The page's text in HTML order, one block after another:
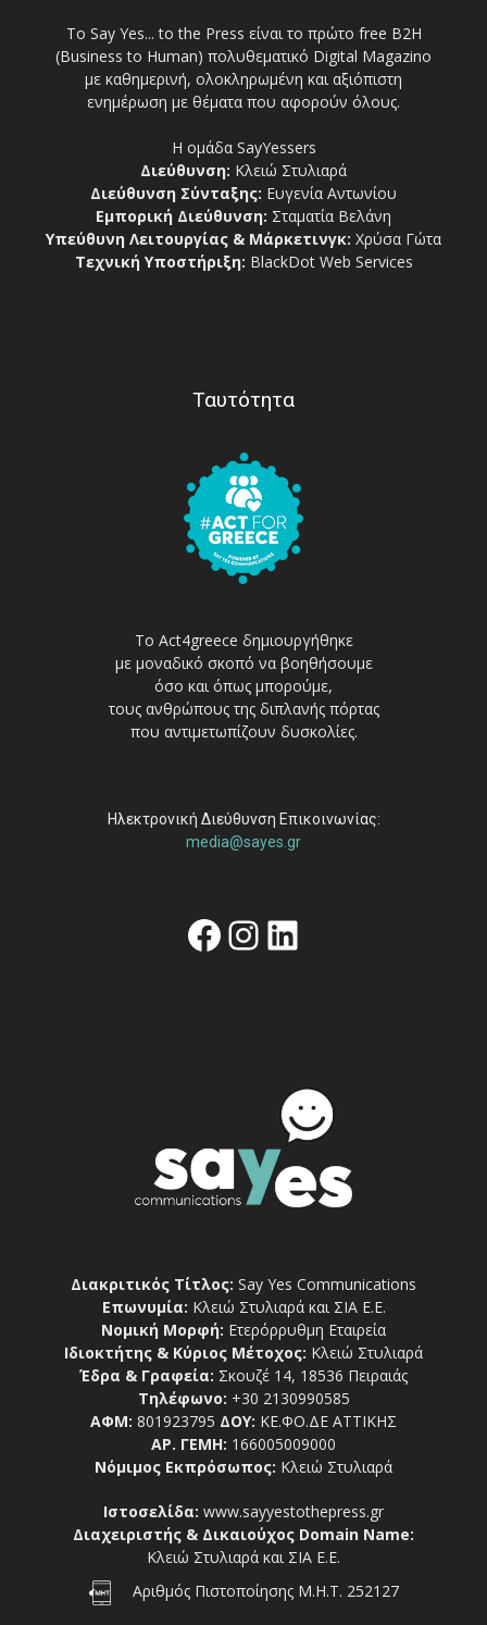
Το Say Yes... to the Press είναι το πρώτο free Β2Η
(Business to Human) πολυθεματικό Digital Magazino
με καθημερινή, ολοκληρωμένη και αξιόπιστη
ενημέρωση με θέματα που αφορούν όλους.
Η ομάδα SayYessers
Διεύθυνση: Κλειώ Στυλιαρά
Διεύθυνση Σύνταξης: Ευγενία Αντωνίου
Εμπορική Διεύθυνση: Σταματία Βελάνη
Υπεύθυνη Λειτουργίας & Μάρκετινγκ: Χρύσα Γώτα
Τεχνική Υποστήριξη: BlackDot Web Services
Ταυτότητα
Το Act4greece δημιουργήθηκε
με μοναδικό σκοπό να βοηθήσουμε
όσο και όπως μπορούμε,
τους ανθρώπους της διπλανής πόρτας
που αντιμετωπίζουν δυσκολίες.
Ηλεκτρονική Διεύθυνση Επικοινωνίας:
media@sayes.gr
Facebook
Instagram
Linkedin
Διακριτικός Τίτλος: Say Yes Communications
Επωνυμία: Κλειώ Στυλιαρά και ΣΙΑ Ε.Ε.
Νομική Μορφή: Ετερόρρυθμη Εταιρεία
Ιδιοκτήτης & Κύριος Μέτοχος: Κλειώ Στυλιαρά
Έδρα & Γραφεία: Σκουζέ 14, 18536 Πειραιάς
Τηλέφωνο: +30 2130990585
ΑΦΜ: 801923795 ΔΟΥ: ΚΕ.ΦΟ.ΔΕ ΑΤΤΙΚΗΣ
ΑΡ. ΓΕΜΗ: 166005009000
Νόμιμος Εκπρόσωπος: Κλειώ Στυλιαρά
Ιστοσελίδα: www.sayyestothepress.gr
Διαχειριστής & Δικαιούχος Domain Name:
Κλειώ Στυλιαρά και ΣΙΑ Ε.Ε.
Αριθμός Πιστοποίησης Μ.Η.Τ. 252127